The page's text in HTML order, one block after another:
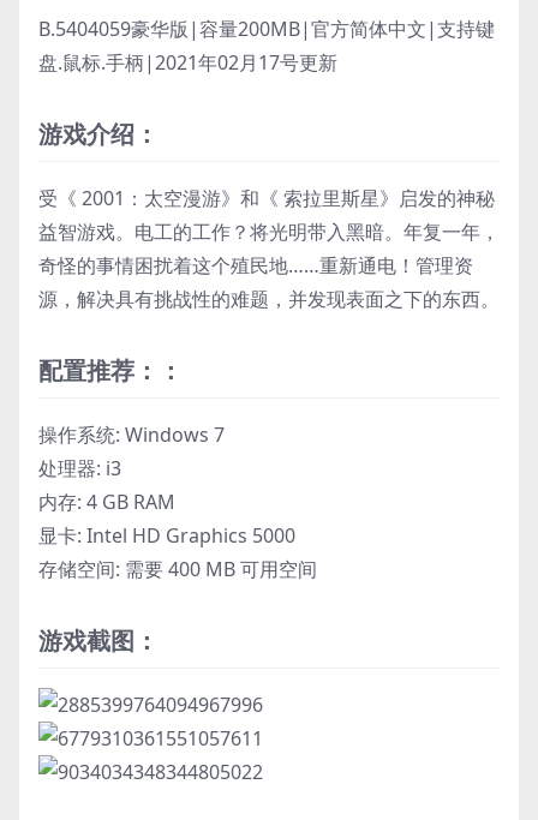
B.5404059豪华版|容量200MB|官方简体中文|支持键
盘.鼠标.手柄|2021年02月17号更新
游戏介绍：
受《 2001：太空漫游》和《 索拉里斯星》启发的神秘
益智游戏。电工的工作？将光明带入黑暗。年复一年，
奇怪的事情困扰着这个殖民地……重新通电！管理资
源，解决具有挑战性的难题，并发现表面之下的东西。
配置推荐：：
操作系统: Windows 7
处理器: i3
内存: 4 GB RAM
显卡: Intel HD Graphics 5000
存储空间: 需要 400 MB 可用空间
游戏截图：